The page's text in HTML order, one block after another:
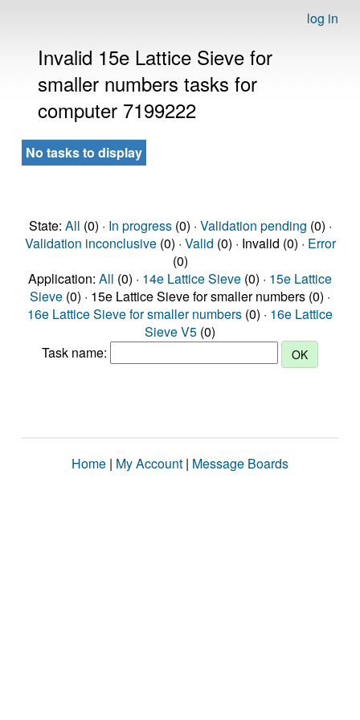
log in
Invalid 15e Lattice Sieve for
smaller numbers tasks for
computer 7199222
No tasks to display
State: All (0) · In progress(0) · Validation pending (0) ·
Validation inconclusive(0) · Valid (0) · Invalid (0) · Error
(0)
Application: All (0) · 14e Lattice Sieve (0) · 15e Lattice
Sieve (0) · 15e Lattice Sieve for smaller numbers (0) ·
16e Lattice Sieve for smaller numbers (0) · 16e Lattice
Sieve V5 (0)
Task name:
Home | My Account | Message Boards